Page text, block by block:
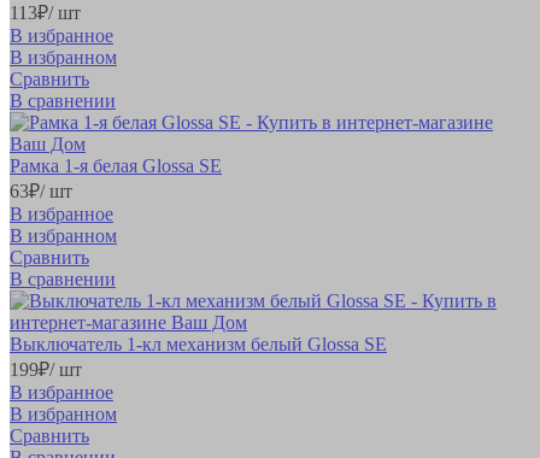
113₽/ шт
В избранное
В избранном
Сравнить
В сравнении
Рамка 1-я белая Glossa SE
63₽/ шт
В избранное
В избранном
Сравнить
В сравнении
Выключатель 1-кл механизм белый Glossa SE
199₽/ шт
В избранное
В избранном
Сравнить